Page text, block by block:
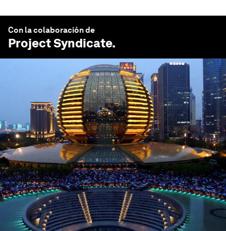
Con la colaboración de
Project Syndicate.